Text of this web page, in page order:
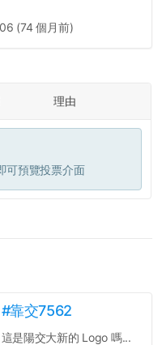
(74 個月前)
理由
可預覽投票介面
#靠交7562
這是陽交大新的 Logo 嗎...